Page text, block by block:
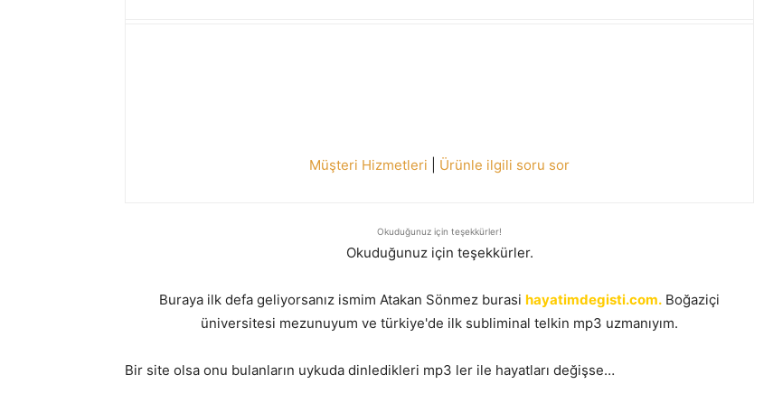
Müşteri Hizmetleri Ürünle ilgili soru sor
Okuduğunuz için teşekkürler!
Okuduğunuz için teşekkürler.
Buraya ilk defa geliyorsanız ismim Atakan Sönmez burasi hayatimdegisti.com. Boğaziçi
üniversitesi mezunuyum ve türkiye'de ilk subliminal telkin mp3 uzmanıyım.
Bir site olsa onu bulanların uykuda dinledikleri mp3 ler ile hayatları değişse…